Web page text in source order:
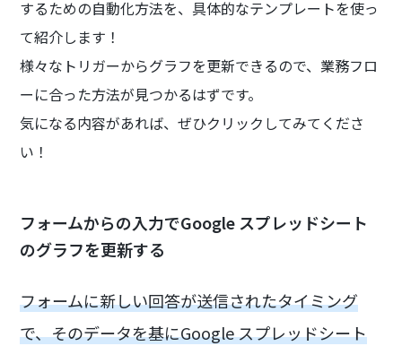
するための自動化方法を、具体的なテンプレートを使っ
て紹介します！
様々なトリガーからグラフを更新できるので、業務フロ
ーに合った方法が見つかるはずです。
気になる内容があれば、ぜひクリックしてみてくださ
い！
フォームからの入力でGoogle スプレッドシート
のグラフを更新する
フォームに新しい回答が送信されたタイミング
で、そのデータを基にGoogle スプレッドシート